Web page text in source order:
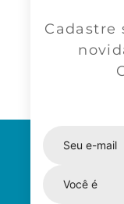
Cadastre